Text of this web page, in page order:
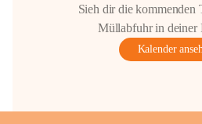
Sieh dir die kommenden
Müllabfuhr in deiner
Kalender